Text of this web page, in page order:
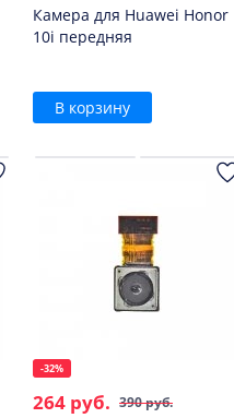
Камера для Huawei Honor
10i передняя
В корзину
-32%
390 руб.
264 руб.